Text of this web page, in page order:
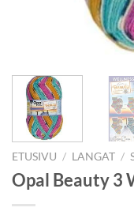
ETUSIVU / LANGAT /
Opal Beauty 3